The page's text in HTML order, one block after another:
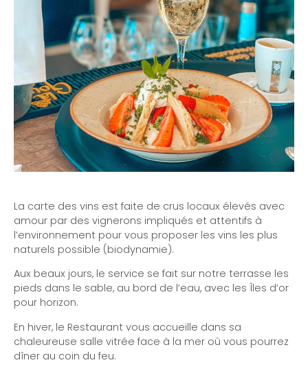
La carte des vins est faite de crus locaux élevés avec
amour par des vignerons impliqués et attentifs à
l’environnement pour vous proposer les vins les plus
naturels possible (biodynamie).
Aux beaux jours, le service se fait sur notre terrasse les
pieds dans le sable, au bord de l’eau, avec les Îles d’or
pour horizon.
En hiver, le Restaurant vous accueille dans sa
chaleureuse salle vitrée face à la mer où vous pourrez
dîner au coin du feu.